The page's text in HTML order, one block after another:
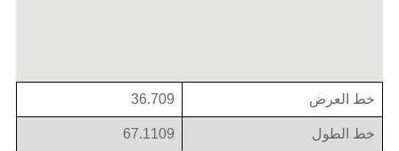
خط العرض 36.709
خط الطول 67.1109